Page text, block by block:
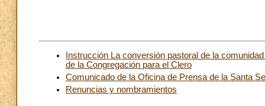
Instrucción La conversión pastoral de la
de la Congregación para el Clero
Comunicado de la Oficina de Prensa de la Santa
Renuncias y nombramientos